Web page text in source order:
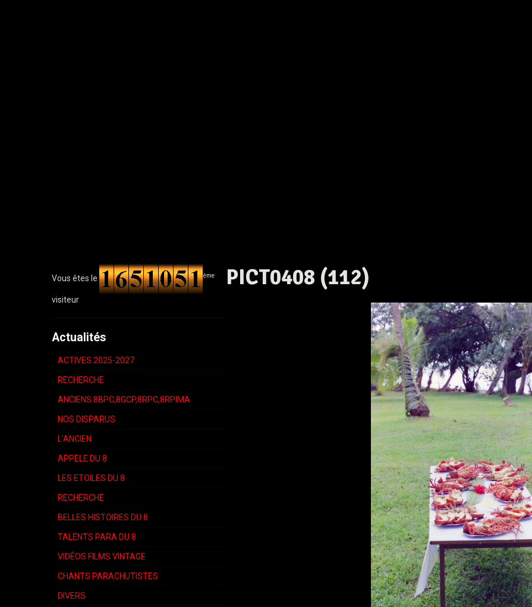
PICT0408 (112)
Vous êtes le ème
visiteur
Actualités
ACTIVES 2025-2027
RECHERCHE
ANCIENS 8BPC,8GCP,8RPC,8RPIMA
NOS DISPARUS
L'ANCIEN
APPELE DU 8
LES ETOILES DU 8
RECHERCHE
BELLES HISTOIRES DU 8
TALENTS PARA DU 8
VIDÉOS FILMS VINTAGE
CHANTS PARACHUTISTES
DIVERS